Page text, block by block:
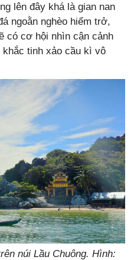
lên đây khá là gian nan
ngoằn nghèo hiểm trở,
có cơ hội nhìn cận cảnh
tinh xảo cầu kì vô
núi Lầu Chuông. Hình: